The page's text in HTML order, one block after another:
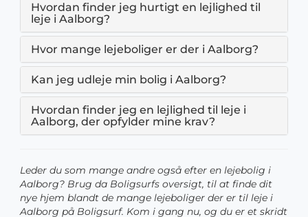
Hvordan finder jeg hurtigt en lejlighed til
leje i Aalborg?
Hvor mange lejeboliger er der i Aalborg?
Kan jeg udleje min bolig i Aalborg?
Hvordan finder jeg en lejlighed til leje i
Aalborg, der opfylder mine krav?
Leder du som mange andre også efter en lejebolig i
Aalborg? Brug da Boligsurfs oversigt, til at finde dit
nye hjem blandt de mange lejeboliger der er til leje i
Aalborg på Boligsurf. Kom i gang nu, og du er et skridt